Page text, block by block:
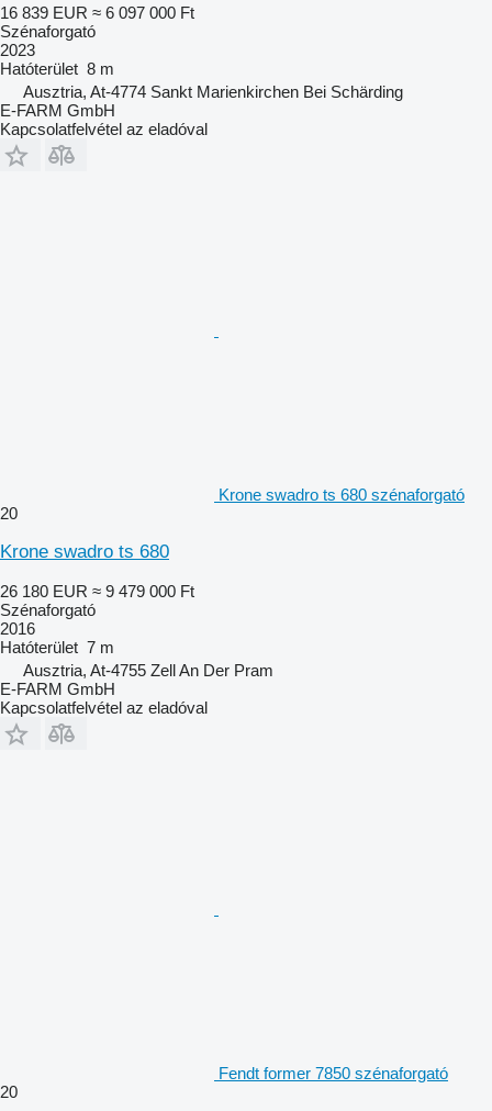
16 839 EUR ≈ 6 097 000 Ft
Szénaforgató
2023
Hatóterület 8 m
Ausztria, At-4774 Sankt Marienkirchen Bei Schärding
E-FARM GmbH
Kapcsolatfelvétel az eladóval
Krone swadro ts 680 szénaforgató
20
Krone swadro ts 680
26 180 EUR ≈ 9 479 000 Ft
Szénaforgató
2016
Hatóterület 7 m
Ausztria, At-4755 Zell An Der Pram
E-FARM GmbH
Kapcsolatfelvétel az eladóval
Fendt former 7850 szénaforgató
20